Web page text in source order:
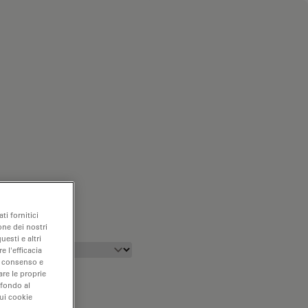
fornitici
dei nostri
e altri
l'efficacia
e
le proprie
al
cookie